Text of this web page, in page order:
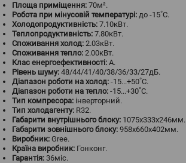
Площа приміщення: 70м².
Робота при мінусовій температурі: до -15˚С.
Холодопродуктивність: 7.10кВт.
Теплопродуктивність: 7.80кВт.
Споживання холод: 2.03кВт.
Споживання тепло: 2.00кВт.
Клас енергоефективності: A.
Рівень шуму: 48/44/41/40/38/36/33/27дБ.
Діапазон роботи на холод: -15...+50˚С.
Діапазон роботи на тепло: -15...+30˚С.
Тип компресора: інверторний.
Тип холодагенту: R32.
Габарити внутрішнього блоку: 1075x333x246мм.
Габарити зовнішнього блоку: 958х660х402мм.
Виробник: Gree.
Країна виробник: Гонконг.
Гарантія: 36міс.